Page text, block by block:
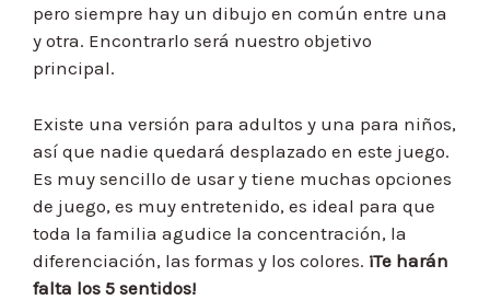
pero siempre hay un dibujo en común entre una
y otra. Encontrarlo será nuestro objetivo
principal.
Existe una versión para adultos y una para niños,
así que nadie quedará desplazado en este juego.
Es muy sencillo de usar y tiene muchas opciones
de juego, es muy entretenido, es ideal para que
toda la familia agudice la concentración, la
diferenciación, las formas y los colores. ¡Te harán
falta los 5 sentidos!